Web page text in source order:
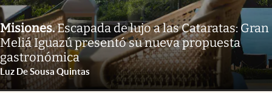
Misiones.Escapada de lujo a las Cataratas: Gran
Meliá Iguazú presentó su nueva propuesta
gastronómica
Luz De Sousa Quintas